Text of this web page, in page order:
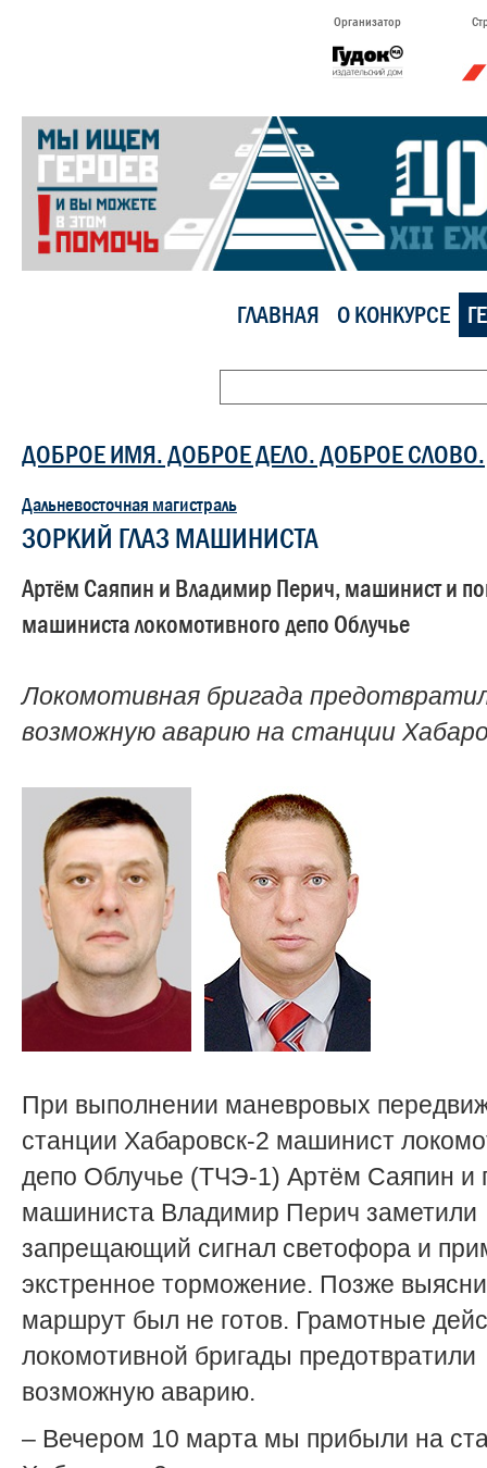
Организатор
ГЛАВНАЯ О КОНКУРСЕ
ДОБРОЕ ИМЯ. ДОБРОЕ ДЕЛО. ДОБРОЕ СЛОВО.
Дальневосточная магистраль
ЗОРКИЙ ГЛАЗ МАШИНИСТА
Артём Саяпин и Владимир Перич, машинист и
машиниста локомотивного депо Облучье
Локомотивная бригада
возможную аварию на станции
При выполнении маневровых
станции Хабаровск-2 машинист
депо Облучье (ТЧЭ-1) Артём Саяпин и
машиниста Владимир Перич заметили
запрещающий сигнал светофора и
экстренное торможение. Позже
маршрут был не готов. Грамотные
локомотивной бригады предотвратили
возможную аварию.
– Вечером 10 марта мы прибыли на